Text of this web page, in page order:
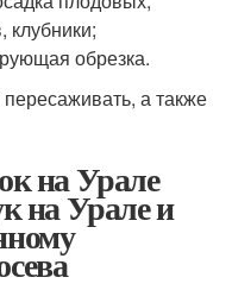
клубники;
обрезка.
а также
на Урале
на Урале и